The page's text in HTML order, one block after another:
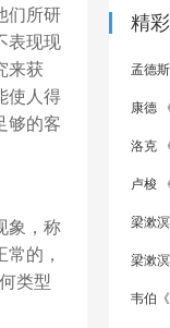
们所研
表现现
来获
使人得
够的客
象，称
的，
类型
精
孟德
康德
洛克
卢梭
梁漱
梁漱
韦伯